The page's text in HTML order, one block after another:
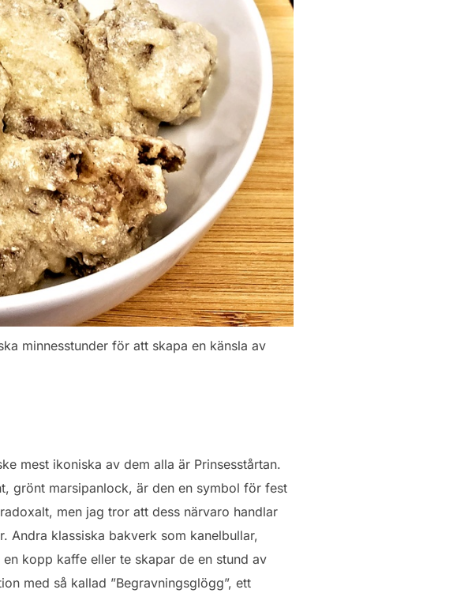
minnesstunder för att skapa en känsla av
mest ikoniska av dem alla är Prinsesstårtan.
grönt marsipanlock, är den en symbol för fest
men jag tror att dess närvaro handlar
Andra klassiska bakverk som kanelbullar,
kopp kaffe eller te skapar de en stund av
med så kallad ”Begravningsglögg”, ett